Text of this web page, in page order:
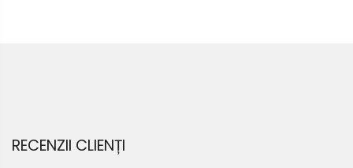
RECENZII CLIENȚI